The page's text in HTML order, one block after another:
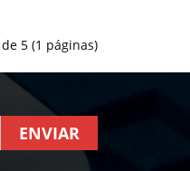
5 (1 páginas)
ENVIAR